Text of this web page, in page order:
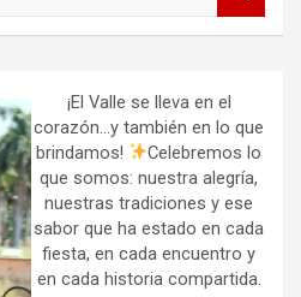
¡El Valle se lleva en el
corazón…y también en lo que
brindamos!
Celebremos lo
que somos: nuestra alegría,
nuestras tradiciones y ese
sabor que ha estado en cada
fiesta, en cada encuentro y
en cada historia compartida.